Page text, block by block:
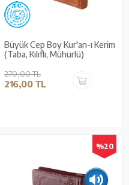
Büyük Cep Boy Kur'an-ı Kerim
(Taba, Kılıflı, Mühürlü)
270,00 TL
216,00 TL
%20